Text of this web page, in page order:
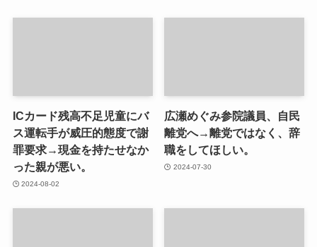
ICカード残高不足児童にバ
ス運転手が威圧的態度で謝
罪要求→現金を持たせなか
った親が悪い。
2024-08-02
広瀬めぐみ参院議員、自民
離党へ→離党ではなく、辞
職をしてほしい。
2024-07-30